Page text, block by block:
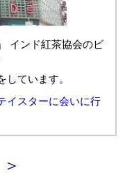
インド紅茶協会のビ
をしています。
イスターに会いに行